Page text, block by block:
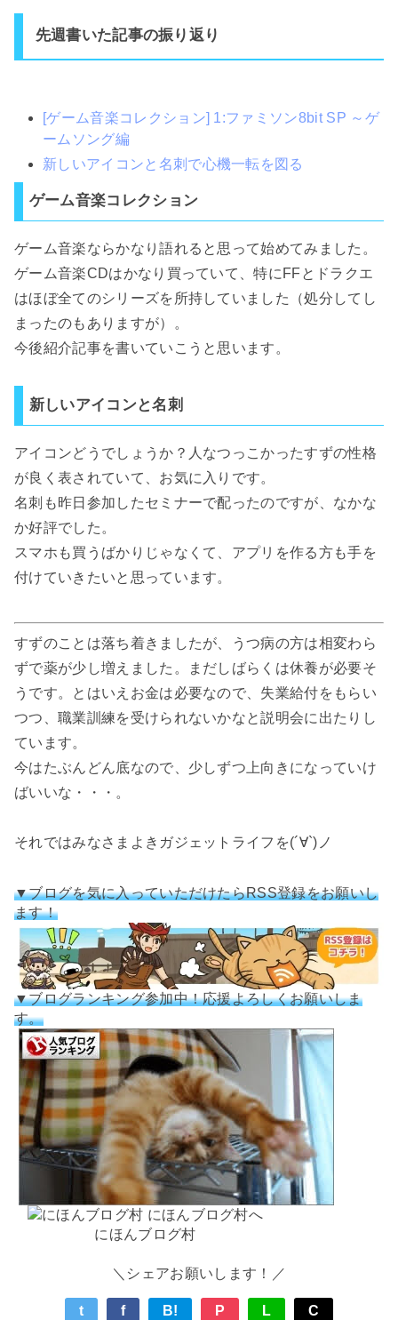
先週書いた記事の振り返り
[ゲーム音楽コレクション] 1:ファミソン8bit SP ～ゲ
ームソング編
新しいアイコンと名刺で心機一転を図る
ゲーム音楽コレクション
ゲーム音楽ならかなり語れると思って始めてみました。
ゲーム音楽CDはかなり買っていて、特にFFとドラクエ
はほぼ全てのシリーズを所持していました（処分してし
まったのもありますが）。
今後紹介記事を書いていこうと思います。
新しいアイコンと名刺
アイコンどうでしょうか？人なつっこかったすずの性格
が良く表されていて、お気に入りです。
名刺も昨日参加したセミナーで配ったのですが、なかな
か好評でした。
スマホも買うばかりじゃなくて、アプリを作る方も手を
付けていきたいと思っています。
すずのことは落ち着きましたが、うつ病の方は相変わら
ずで薬が少し増えました。まだしばらくは休養が必要そ
うです。とはいえお金は必要なので、失業給付をもらい
つつ、職業訓練を受けられないかなと説明会に出たりし
ています。
今はたぶんどん底なので、少しずつ上向きになっていけ
ばいいな・・・。
それではみなさまよきガジェットライフを(´∀`)ノ
▼ブログを気に入っていただけたらRSS登録をお願いし
ます！
▼ブログランキング参加中！応援よろしくお願いしま
す。
にほんブログ村
＼シェアお願いします！／
t f B! P L C